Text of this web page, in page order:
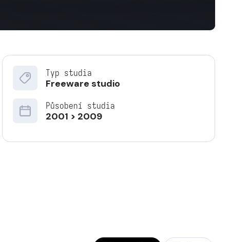
Typ studia
Freeware studio
Působení studia
2001 > 2009